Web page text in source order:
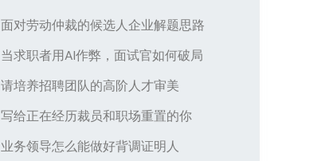
面对劳动仲裁的候选人企业解题思路
当求职者用AI作弊，面试官如何破局
请培养招聘团队的高阶人才审美
写给正在经历裁员和职场重置的你
业务领导怎么能做好背调证明人